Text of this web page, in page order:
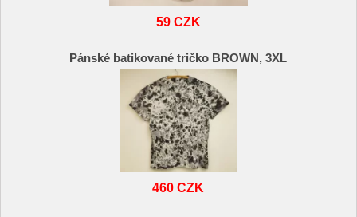
59 CZK
Pánské batikované tričko BROWN, 3XL
460 CZK